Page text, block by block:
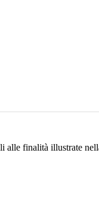
alle finalità illustrate